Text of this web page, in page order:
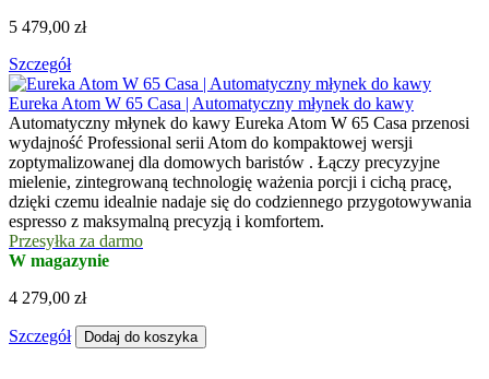
5 479,00 zł
Szczegół
Eureka Atom W 65 Casa | Automatyczny młynek do kawy
Automatyczny młynek do kawy Eureka Atom W 65 Casa przenosi
wydajność Professional serii Atom do kompaktowej wersji
zoptymalizowanej dla domowych baristów . Łączy precyzyjne
mielenie, zintegrowaną technologię ważenia porcji i cichą pracę,
dzięki czemu idealnie nadaje się do codziennego przygotowywania
espresso z maksymalną precyzją i komfortem.
Przesyłka za darmo
W magazynie
4 279,00 zł
Szczegół Dodaj do koszyka